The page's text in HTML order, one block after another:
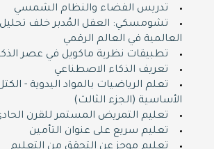
تدريس الفضاء والنظام الشمسي
تشومسكي: العقل المُدبر خلف
العالمية في العالم الرقمي
تطبيقات نظرية ماكويل في عصر
تعريف الذكاء الاصطناعي
تعلم الرياضيات بالمواد اليدوية -
الأساسية (الجزء الثالث)
تعليم التمريض المستمر للقرن
تعليم سريع على عنوان التأمين